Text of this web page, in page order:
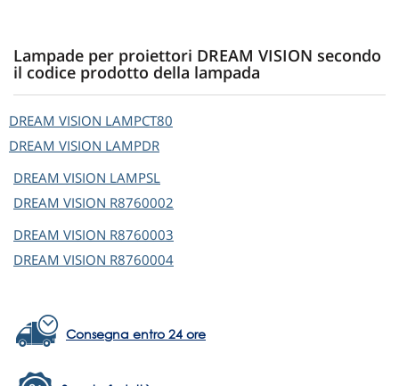
Lampade per proiettori DREAM VISION secondo
il codice prodotto della lampada
DREAM VISION LAMPCT80
DREAM VISION LAMPDR
DREAM VISION LAMPSL
DREAM VISION R8760002
DREAM VISION R8760003
DREAM VISION R8760004
Consegna entro 24 ore